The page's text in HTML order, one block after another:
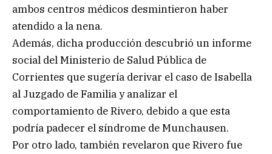
ambos centros médicos desmintieron haber
atendido a la nena.
Además, dicha producción descubrió un informe
social del Ministerio de Salud Pública de
Corrientes que sugería derivar el caso de Isabella
al Juzgado de Familia y analizar el
comportamiento de Rivero, debido a que esta
podría padecer el síndrome de Munchausen.
Por otro lado, también revelaron que Rivero fue